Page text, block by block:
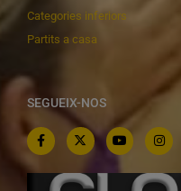
Categories inferiors
Partits a casa
SEGUEIX-NOS